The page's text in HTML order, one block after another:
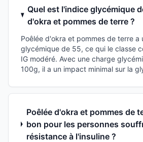
Quel est l'indice glycémique
d'okra et pommes de terre ?
Poêlée d'okra et pommes de terre a
glycémique de 55, ce qui le classe
IG modéré. Avec une charge
100g, il a un impact minimal sur la
Poêlée d'okra et pommes de
bon pour les personnes
résistance à l'insuline ?